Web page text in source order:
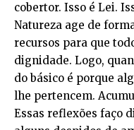
cobertor. Isso é Lei.
Natureza age de
recursos para que
dignidade. Logo,
do básico é porque
lhe pertencem.
Essas reflexões faço